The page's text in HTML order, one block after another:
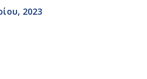
2023